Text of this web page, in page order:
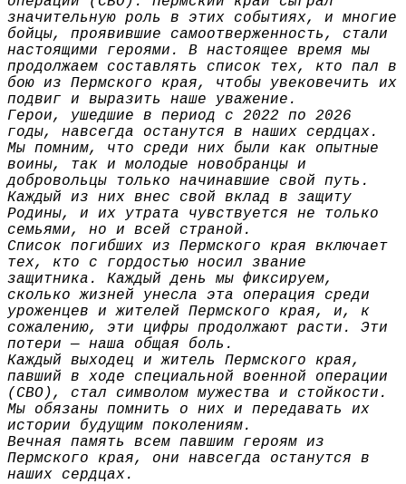
значительную роль в этих событиях, и многие
бойцы, проявившие самоотверженность, стали
настоящими героями. В настоящее время мы
продолжаем составлять список тех, кто пал в
бою из Пермского края, чтобы увековечить их
подвиг и выразить наше уважение.
Герои, ушедшие в период с 2022 по 2026
годы, навсегда останутся в наших сердцах.
Мы помним, что среди них были как опытные
воины, так и молодые новобранцы и
добровольцы только начинавшие свой путь.
Каждый из них внес свой вклад в защиту
Родины, и их утрата чувствуется не только
семьями, но и всей страной.
Список погибших из Пермского края включает
тех, кто с гордостью носил звание
защитника. Каждый день мы фиксируем,
сколько жизней унесла эта операция среди
уроженцев и жителей Пермского края, и, к
сожалению, эти цифры продолжают расти. Эти
потери — наша общая боль.
Каждый выходец и житель Пермского края,
павший в ходе специальной военной операции
(СВО), стал символом мужества и стойкости.
Мы обязаны помнить о них и передавать их
истории будущим поколениям.
Вечная память всем павшим героям из
Пермского края, они навсегда останутся в
наших сердцах.